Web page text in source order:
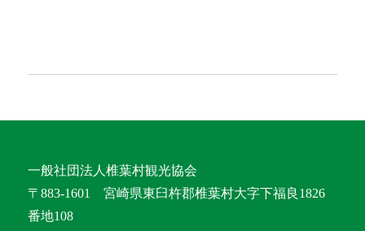
一般社団法人椎葉村観光協会
〒883-1601 宮崎県東臼杵郡椎葉村大字下福良1826
番地108